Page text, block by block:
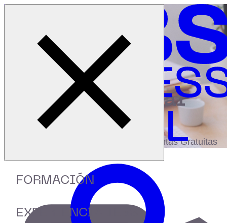
FORMACIÓN
EXPERIENCIA IEBS
Inicio
Recursos
Employer Branding: cómo atraer talento
bibliotecadigital
Accede a más de 150 Recursos, Guías,
eBooks,Plantillas, Estudios y Herramientas Gratuitas